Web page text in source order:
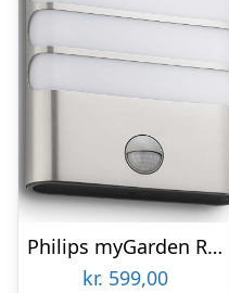
Philips myGarden Raccoon udendørs væglampe med sensor, stål
kr. 599,00